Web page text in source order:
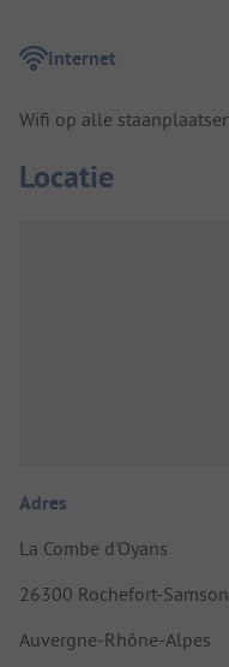
Internet
Wifi op alle
Locatie
Adres
La Combe d'Oyans
26300 Rochefort-Samson
Auvergne-Rhône-Alpes